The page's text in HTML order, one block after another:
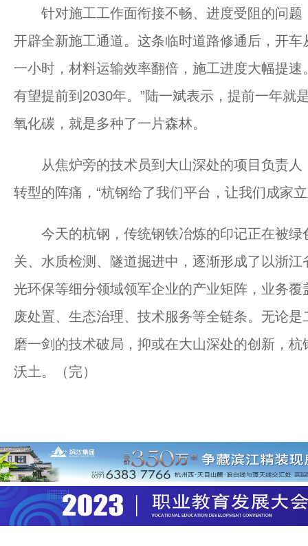
针对施工工作面衔接不畅、进度受阻的问题
开辟全新施工通道。这条临时道路修通后，开
一小时，材料运输效率翻倍，施工进度大幅提
有望提前到2030年。”陆一斌表示，提前一年就
氧化碳，就是多种了一片森林。
从焦炉旁的技术员到大山深处的项目负责人
转型的阵痛，“杭钢给了我们平台，让我们成家
今天的杭钢，传统钢铁冶炼的印记正在被绿
关、水质检测、隧道掘进中，逐渐形成了以浙
光环保等细分领域领军企业的产业矩阵，业务
废处置、生态治理、技术服务等全链条。无论
磨一剑的技术破局，抑或在大山深处的创新，
沃土。（完）